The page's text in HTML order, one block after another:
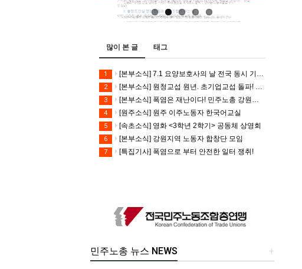
많이 본 글 태그
1 [본부소식] 7.1 요양보호사의 날 전국 동시 기자회견
2 [본부소식] 원청교섭 원년. 초기업교섭 돌파! 모든 노동자의 노동기본권 쟁취! 민주노총 7.15 총파업대회
3 [본부소식] 폭염은 재난이다! 민주노총 강원지역본부 폭염감시단 선포 기자회견
4 [원주소식] 원주 이주노동자 한국어교실
5 [속초소식] 영화 <3학년 2학기> 공동체 상영회
6 [본부소식] 강원지역 노동자 합창단 모임
7 [특집기사] 폭염으로 부터 안전한 일터 쟁취!
+
민주노총 뉴스 NEWS